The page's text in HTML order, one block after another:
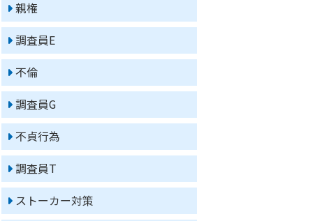
親権
調査員E
不倫
調査員G
不貞行為
調査員T
ストーカー対策